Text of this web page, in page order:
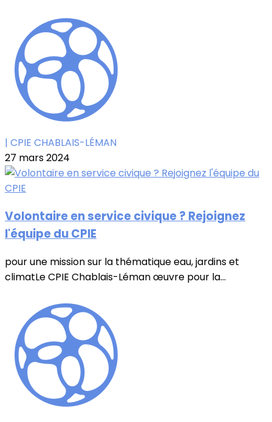
| CPIE CHABLAIS-LÉMAN
27 mars 2024
Volontaire en service civique ? Rejoignez
l'équipe du CPIE
pour une mission sur la thématique eau, jardins et
climatLe CPIE Chablais-Léman œuvre pour la...